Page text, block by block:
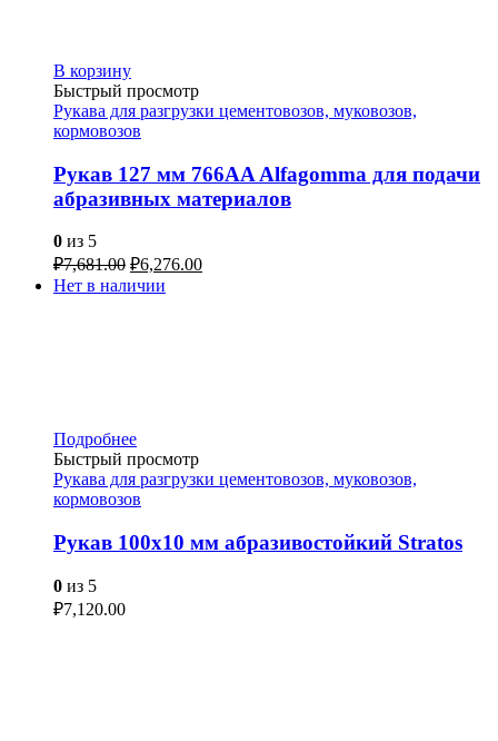
В корзину
Быстрый просмотр
Рукава для разгрузки цементовозов, муковозов,
кормовозов
Рукав 127 мм 766AA Alfagomma для подачи
абразивных материалов
0 из 5
₽7,681.00 ₽6,276.00
Нет в наличии
Подробнее
Быстрый просмотр
Рукава для разгрузки цементовозов, муковозов,
кормовозов
Рукав 100х10 мм абразивостойкий Stratos
0 из 5
₽7,120.00